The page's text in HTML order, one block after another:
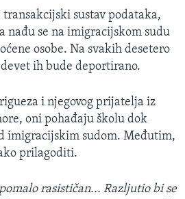
sustav podataka,
nađu se na imigracijskom sudu
osobe. Na svakih desetero
ih bude deportirano.
i njegovog prijatelja iz
oni pohađaju školu dok
imigracijskim sudom. Međutim,
prilagoditi.
rasističan... Razljutio bi se